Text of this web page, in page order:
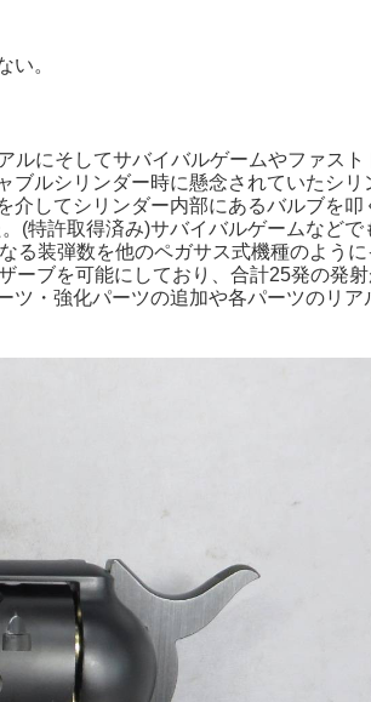
。
ルにそしてサバイバルゲームやファスト
ブルシリンダー時に懸念されていたシリ
介してシリンダー内部にあるバルブを叩
(特許取得済み)サバイバルゲームなどで
る装弾数を他のペガサス式機種のよう
ーブを可能にしており、合計25発の発
ツ・強化パーツの追加や各パーツのリア